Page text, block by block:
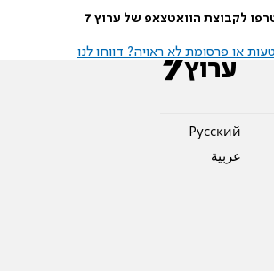
לקבוצת הוואטצאפ של ערוץ 7
או פרסומת לא ראויה? דווחו לנו
Pусский
عربية